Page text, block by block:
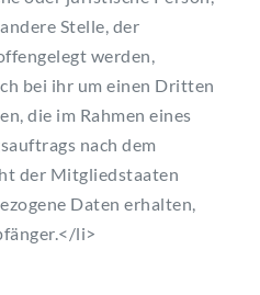
Stelle, der
werden,
bei ihr um einen Dritten
die im Rahmen eines
nach dem
der Mitgliedstaaten
Daten erhalten,
li>